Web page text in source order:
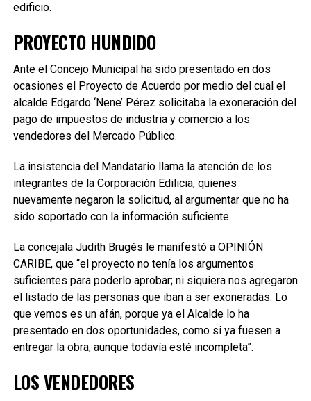
edificio.
PROYECTO HUNDIDO
Ante el Concejo Municipal ha sido presentado en dos
ocasiones el Proyecto de Acuerdo por medio del cual el
alcalde Edgardo ‘Nene’ Pérez solicitaba la exoneración del
pago de impuestos de industria y comercio a los
vendedores del Mercado Público.
La insistencia del Mandatario llama la atención de los
integrantes de la Corporación Edilicia, quienes
nuevamente negaron la solicitud, al argumentar que no ha
sido soportado con la información suficiente.
La concejala Judith Brugés le manifestó a OPINIÓN
CARIBE, que “el proyecto no tenía los argumentos
suficientes para poderlo aprobar; ni siquiera nos agregaron
el listado de las personas que iban a ser exoneradas. Lo
que vemos es un afán, porque ya el Alcalde lo ha
presentado en dos oportunidades, como si ya fuesen a
entregar la obra, aunque todavía esté incompleta”.
LOS VENDEDORES